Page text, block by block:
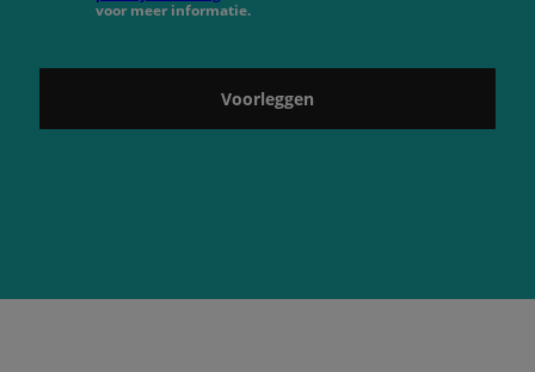
voor meer informatie.
Voorleggen